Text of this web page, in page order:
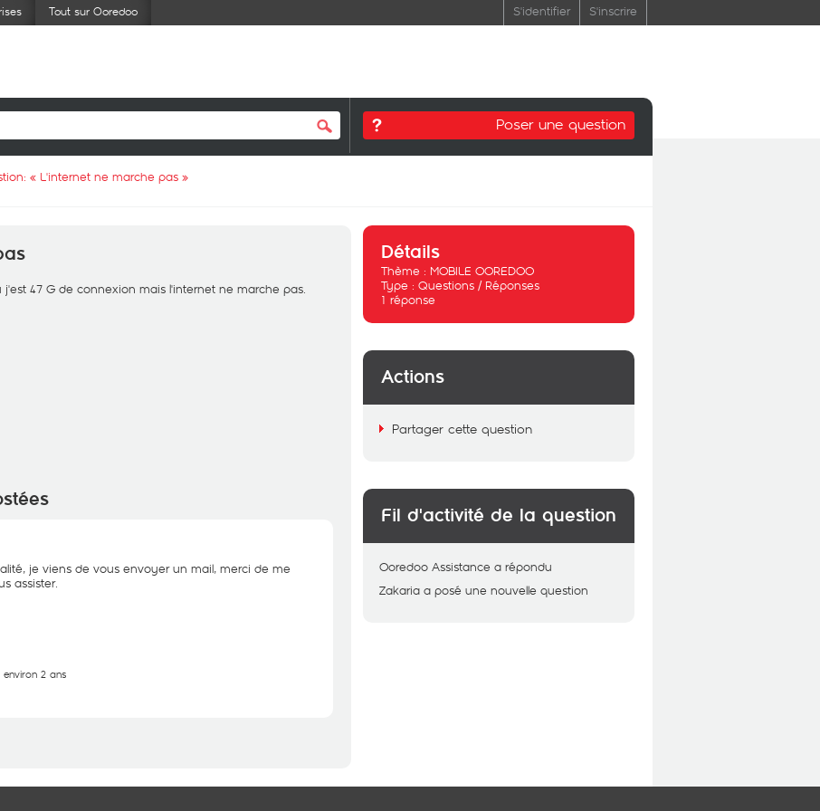
Tout sur Ooredoo S'identifier S'inscrire
Poser une question
« L'internet ne marche pas »
47 G de connexion mais l'internet ne marche pas.
je viens de vous envoyer un mail, merci de me
assister.
2 ans
Détails
Thème : MOBILE OOREDOO
Type : Questions / Réponses
1 réponse
Actions
Partager cette question
Fil d'activité de la question
Ooredoo Assistance a répondu
Zakaria a posé une nouvelle question